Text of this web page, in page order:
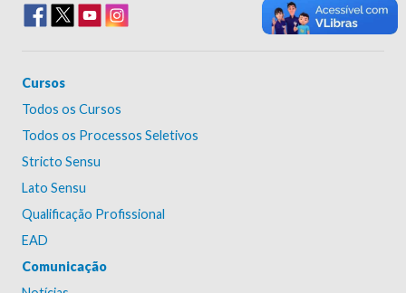
Cursos
Todos os Cursos
Todos os Processos Seletivos
Stricto Sensu
Lato Sensu
Qualificação Profissional
EAD
Comunicação